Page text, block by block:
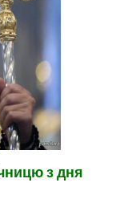
з дня